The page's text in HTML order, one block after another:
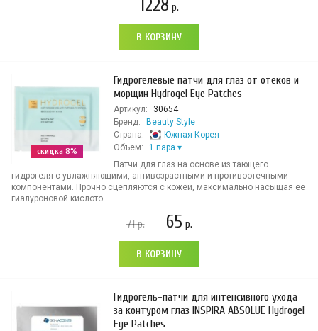
1228 р.
В КОРЗИНУ
скидка 8%
Гидрогелевые патчи для глаз от отеков и
морщин Hydrogel Eye Patches
Артикул:
30654
Бренд:
Beauty Style
Страна:
Южная Корея
Объем:
1 пара
Патчи для глаз на основе из тающего
гидрогеля с увлажняющими, антивозрастными и противоотечными
компонентами. Прочно сцепляются с кожей, максимально насыщая ее
гиалуроновой кислото...
71р. 65 р.
В КОРЗИНУ
Гидрогель-патчи для интенсивного ухода
за контуром глаз INSPIRA ABSOLUE Hydrogel
Eye Patches